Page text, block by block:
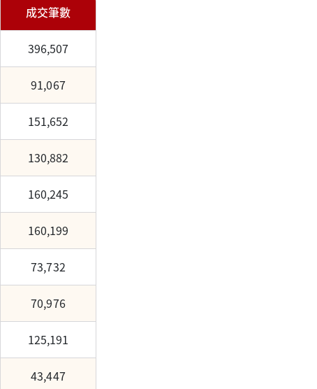
成交筆數
396,507
91,067
151,652
130,882
160,245
160,199
73,732
70,976
125,191
43,447